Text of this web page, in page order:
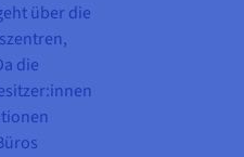
über die
die